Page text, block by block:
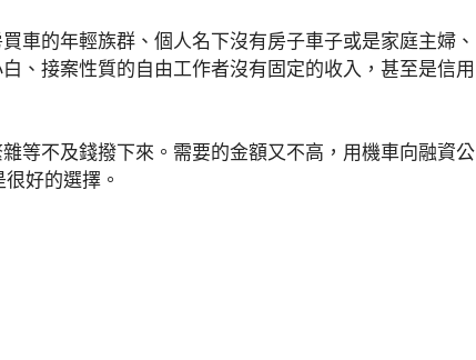
車的年輕族群、個人名下沒有房子車子或是家庭主婦、
、接案性質的自由工作者沒有固定的收入，甚至是信用
等不及錢撥下來。需要的金額又不高，用機車向融資公
很好的選擇。